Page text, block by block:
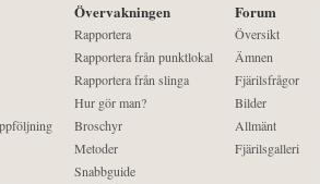
Övervakningen
Rapportera
Rapportera från punktlokal
Rapportera från slinga
Hur gör man?
Broschyr
Metoder
Snabbguide
Forum
Översikt
Ämnen
Fjärilsfrågor
Bilder
Allmänt
Fjärilsgalleri